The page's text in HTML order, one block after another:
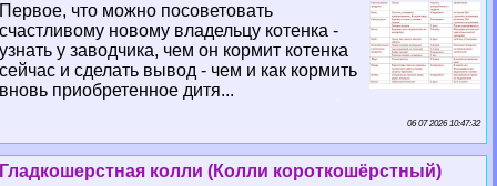
Первое, что можно посоветовать
счастливому новому владельцу котенка -
узнать у заводчика, чем он кормит котенка
сейчас и сделать вывод - чем и как кормить
вновь приобретенное дитя...
06 07 2026 10:47:32
Гладкошерстная колли (Колли короткошёрстный)